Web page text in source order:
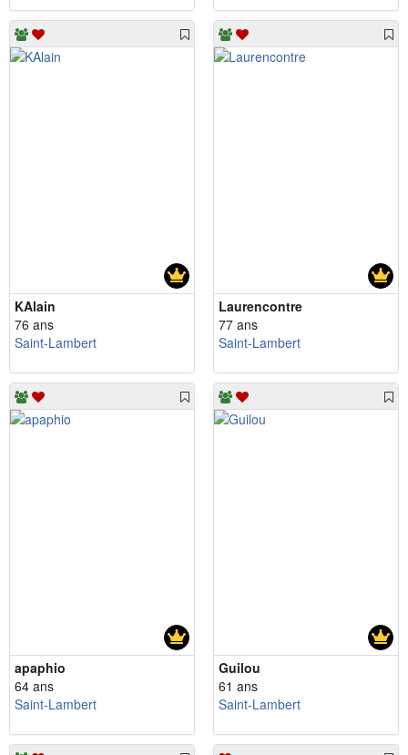
KAlain
76 ans
Saint-Lambert
Laurencontre
77 ans
Saint-Lambert
apaphio
64 ans
Saint-Lambert
Guilou
61 ans
Saint-Lambert